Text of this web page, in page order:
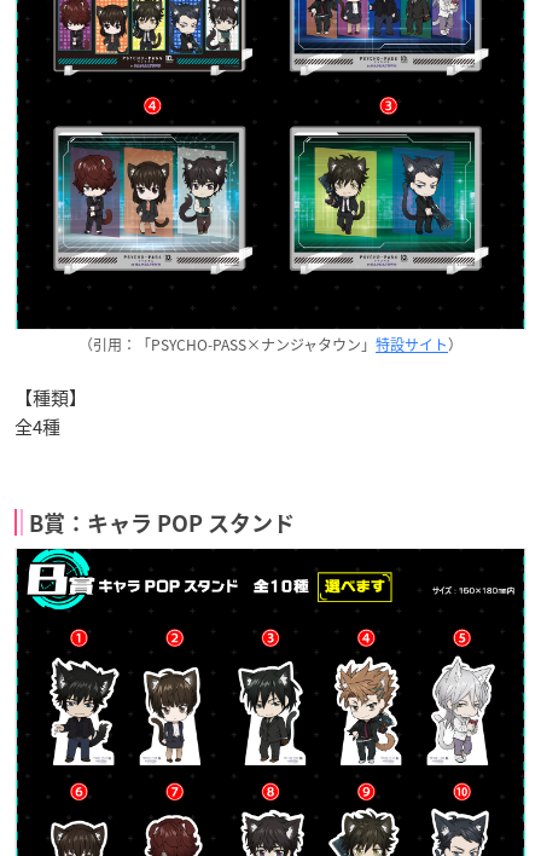
（引用：「PSYCHO-PASS×ナンジャタウン」 特設サイト）
【種類】
全4種
B賞：キャラ POP スタンド